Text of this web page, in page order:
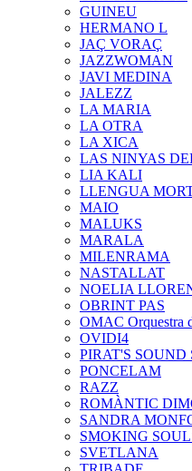
GUINEU
HERMANO L
JAÇ VORAÇ
JAZZWOMAN
JAVI MEDINA
JALEZZ
LA MARIA
LA OTRA
LA XICA
LAS NINYAS
LIA KALI
LLENGUA
MAIO
MALUKS
MARALA
MILENRAMA
NASTALLAT
NOELIA
OBRINT PAS
OMAC Orquestra
OVIDI4
PIRAT'S SOUND
PONCELAM
RAZZ
ROMÀNTIC
SANDRA
SMOKING
SVETLANA